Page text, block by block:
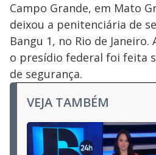
Campo Grande, em Mato
deixou a penitenciária de
Bangu 1, no Rio de
o presídio federal foi feita
de segurança.
VEJA TAMBÉM